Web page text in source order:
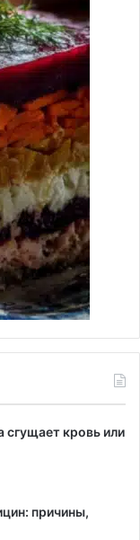
сгущает кровь или
причины,